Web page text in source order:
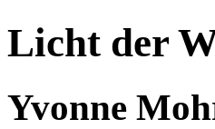
Licht der
Yvonne